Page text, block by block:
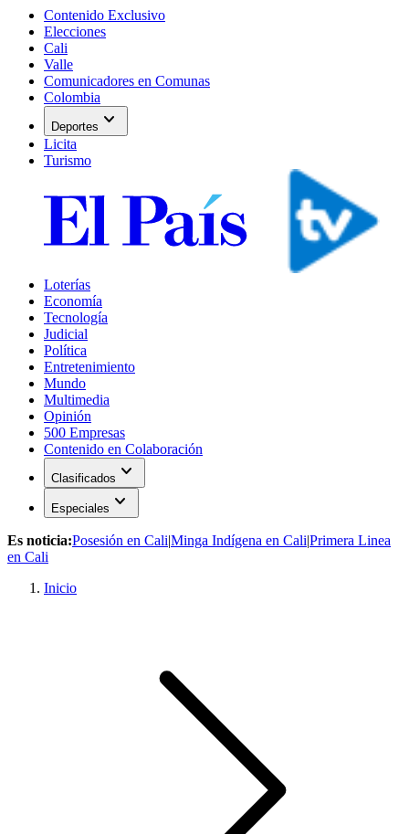
Contenido Exclusivo
Elecciones
Cali
Valle
Comunicadores en Comunas
Colombia
Deportes expand_more
Licita
Turismo
Loterías
Economía
Tecnología
Judicial
Política
Entretenimiento
Mundo
Multimedia
Opinión
500 Empresas
Contenido en Colaboración
Clasificados expand_more
Especiales expand_more
Es noticia:Posesión en Cali|Minga Indígena en Cali|Primera Linea
en Cali
Inicio